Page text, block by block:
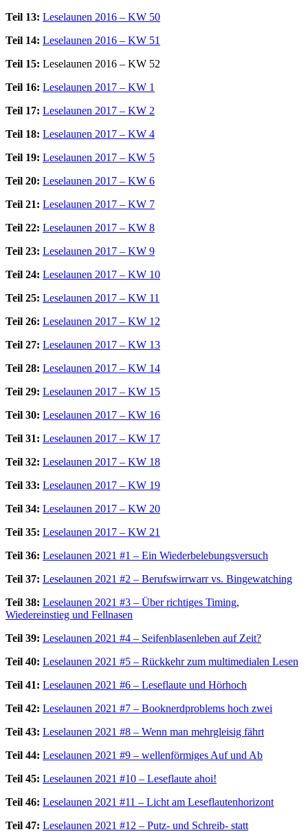
Teil 13: Leselaunen 2016 – KW 50
Teil 14: Leselaunen 2016 – KW 51
Teil 15: Leselaunen 2016 – KW 52
Teil 16: Leselaunen 2017 – KW 1
Teil 17: Leselaunen 2017 – KW 2
Teil 18: Leselaunen 2017 – KW 4
Teil 19: Leselaunen 2017 – KW 5
Teil 20: Leselaunen 2017 – KW 6
Teil 21: Leselaunen 2017 – KW 7
Teil 22: Leselaunen 2017 – KW 8
Teil 23: Leselaunen 2017 – KW 9
Teil 24: Leselaunen 2017 – KW 10
Teil 25: Leselaunen 2017 – KW 11
Teil 26: Leselaunen 2017 – KW 12
Teil 27: Leselaunen 2017 – KW 13
Teil 28: Leselaunen 2017 – KW 14
Teil 29: Leselaunen 2017 – KW 15
Teil 30: Leselaunen 2017 – KW 16
Teil 31: Leselaunen 2017 – KW 17
Teil 32: Leselaunen 2017 – KW 18
Teil 33: Leselaunen 2017 – KW 19
Teil 34: Leselaunen 2017 – KW 20
Teil 35: Leselaunen 2017 – KW 21
Teil 36: Leselaunen 2021 #1 – Ein Wiederbelebungsversuch
Teil 37: Leselaunen 2021 #2 – Berufswirrwarr vs. Bingewatching
Teil 38: Leselaunen 2021 #3 – Über richtiges Timing,
Wiedereinstieg und Fellnasen
Teil 39: Leselaunen 2021 #4 – Seifenblasenleben auf Zeit?
Teil 40: Leselaunen 2021 #5 – Rückkehr zum multimedialen Lesen
Teil 41: Leselaunen 2021 #6 – Leseflaute und Hörhoch
Teil 42: Leselaunen 2021 #7 – Booknerdproblems hoch zwei
Teil 43: Leselaunen 2021 #8 – Wenn man mehrgleisig fährt
Teil 44: Leselaunen 2021 #9 – wellenförmiges Auf und Ab
Teil 45: Leselaunen 2021 #10 – Leseflaute ahoi!
Teil 46: Leselaunen 2021 #11 – Licht am Leseflautenhorizont
Teil 47: Leselaunen 2021 #12 – Putz- und Schreib- statt